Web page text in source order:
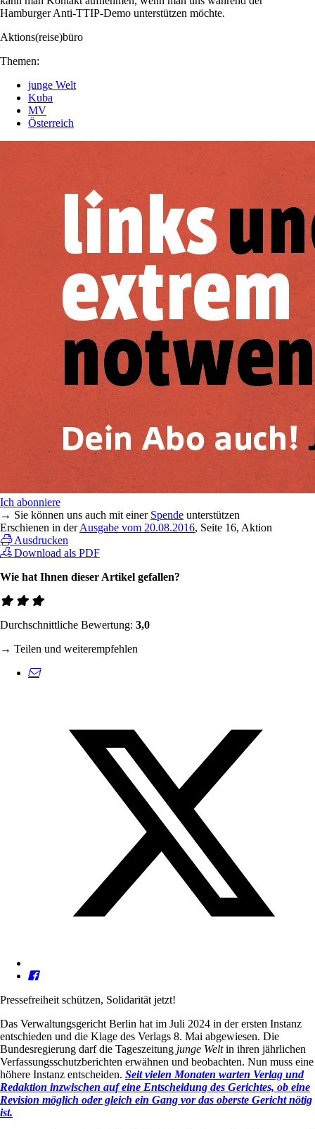
Hamburger Anti-TTIP-Demo unterstützen möchte.
Aktions(reise)büro
Themen:
junge Welt
Kuba
MV
Österreich
Ich abonniere
→ Sie können uns auch mit einer Spende unterstützen
Erschienen in derAusgabe vom 20.08.2016, Seite 16, Aktion
Ausdrucken
Download als PDF
Wie hat Ihnen dieser Artikel gefallen?
Durchschnittliche Bewertung: 3,0
→ Teilen und weiterempfehlen
Pressefreiheit schützen, Solidarität jetzt!
Das Verwaltungsgericht Berlin hat im Juli 2024 in der ersten Instanz
entschieden und die Klage des Verlags 8. Mai abgewiesen. Die
Bundesregierung darf die Tageszeitung junge Weltin ihren jährlichen
Verfassungsschutzberichten erwähnen und beobachten. Nun muss eine
höhere Instanz entscheiden. Seit vielen Monaten warten Verlag und
Redaktion inzwischen auf eine Entscheidung des Gerichtes, ob eine
Revision möglich oder gleich ein Gang vor das oberste Gericht nötig
ist.